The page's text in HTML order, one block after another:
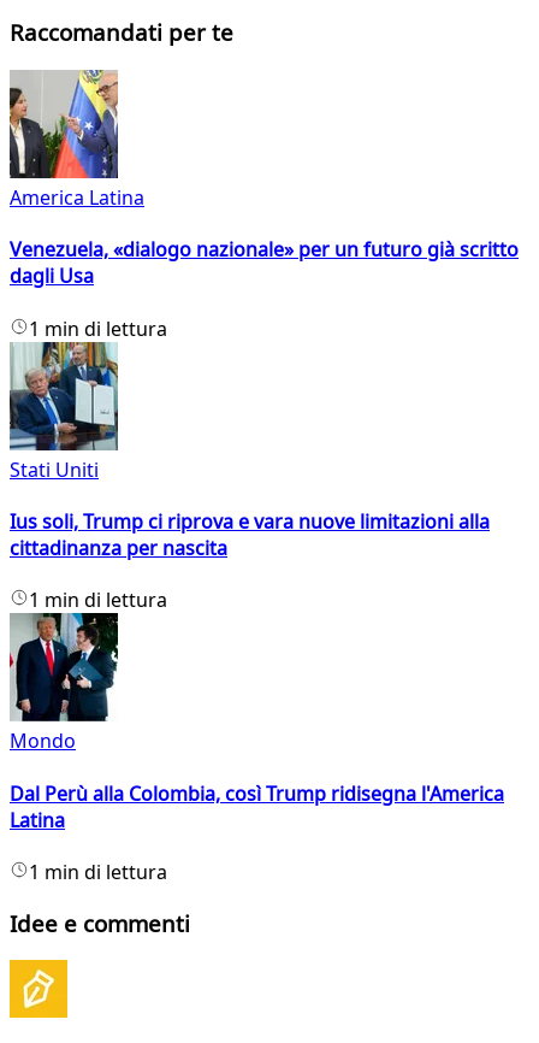
Raccomandati per te
America Latina
Venezuela, «dialogo nazionale» per un futuro già scritto
dagli Usa
1 min di lettura
Stati Uniti
Ius soli, Trump ci riprova e vara nuove limitazioni alla
cittadinanza per nascita
1 min di lettura
Mondo
Dal Perù alla Colombia, così Trump ridisegna l'America
Latina
1 min di lettura
Idee e commenti